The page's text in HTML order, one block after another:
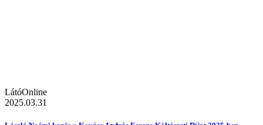
LátóOnline
2025.03.31